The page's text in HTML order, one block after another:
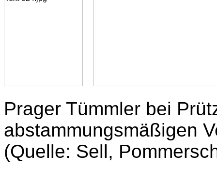
Prager Tümmler bei
abstammungsmäßigen
(Quelle: Sell,